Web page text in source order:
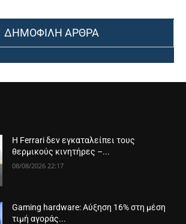
ΔΗΜΟΦΙΛΗ ΑΡΘΡΑ
Η Ferrari δεν εγκαταλείπει τους
θερμικούς κινητήρες –...
08/08/2026 22:17
Gaming hardware: Αύξηση 16% στη μέση
τιμή αγοράς...